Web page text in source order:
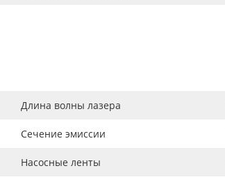
Длина волны лазера
Сечение эмиссии
Насосные ленты